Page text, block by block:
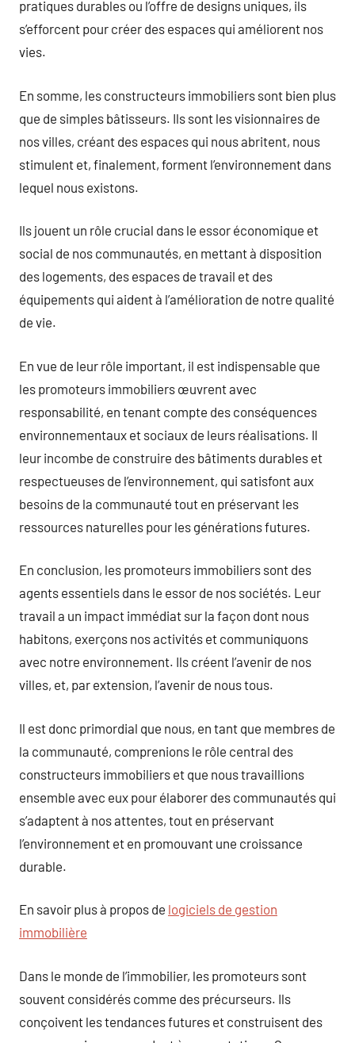
pratiques durables ou l’offre de designs uniques, ils
s’efforcent pour créer des espaces qui améliorent nos
vies.
En somme, les constructeurs immobiliers sont bien plus
que de simples bâtisseurs. Ils sont les visionnaires de
nos villes, créant des espaces qui nous abritent, nous
stimulent et, finalement, forment l’environnement dans
lequel nous existons.
Ils jouent un rôle crucial dans le essor économique et
social de nos communautés, en mettant à disposition
des logements, des espaces de travail et des
équipements qui aident à l’amélioration de notre qualité
de vie.
En vue de leur rôle important, il est indispensable que
les promoteurs immobiliers œuvrent avec
responsabilité, en tenant compte des conséquences
environnementaux et sociaux de leurs réalisations. Il
leur incombe de construire des bâtiments durables et
respectueuses de l’environnement, qui satisfont aux
besoins de la communauté tout en préservant les
ressources naturelles pour les générations futures.
En conclusion, les promoteurs immobiliers sont des
agents essentiels dans le essor de nos sociétés. Leur
travail a un impact immédiat sur la façon dont nous
habitons, exerçons nos activités et communiquons
avec notre environnement. Ils créent l’avenir de nos
villes, et, par extension, l’avenir de nous tous.
Il est donc primordial que nous, en tant que membres de
la communauté, comprenions le rôle central des
constructeurs immobiliers et que nous travaillions
ensemble avec eux pour élaborer des communautés qui
s’adaptent à nos attentes, tout en préservant
l’environnement et en promouvant une croissance
durable.
En savoir plus à propos de logiciels de gestion
immobilière
Dans le monde de l’immobilier, les promoteurs sont
souvent considérés comme des précurseurs. Ils
conçoivent les tendances futures et construisent des